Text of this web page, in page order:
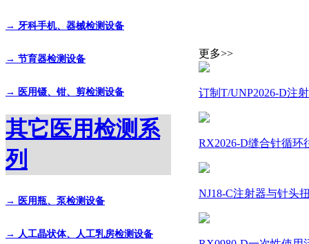
→ 牙科手机、器械检测设备
→ 节育器检测设备
→ 医用镊、钳、剪检测设备
其它医用检测系
列
→ 医用瓶、泵检测设备
→ 人工晶状体、人工乳房检测设备
更多>>
订制T/UNP2026-D注
RX2026-D缝合针循环
NJ18-C注射器与针头